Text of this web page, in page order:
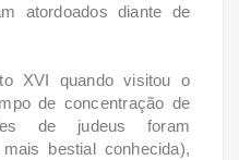
atordoados diante de
XVI quando visitou o
de concentração de
de judeus foram
bestial conhecida),